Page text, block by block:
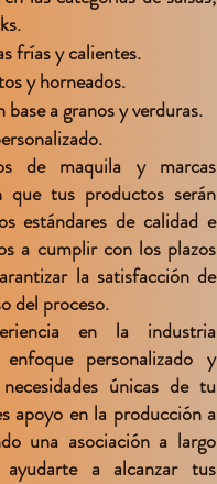
frías y calientes.
y horneados.
a granos y verduras.
de maquila y marcas
que tus productos serán
estándares de calidad e
a cumplir con los plazos
la satisfacción de
del proceso.
en la industria
personalizado y
únicas de tu
apoyo en la producción a
una asociación a largo
a alcanzar tus